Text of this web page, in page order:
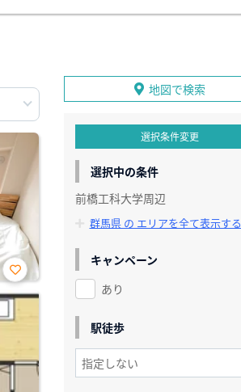
お気
に入
り登
録
地図で検索
選択条件変更
選択中の条件
前橋工科大学周辺
群馬県 の エリアを全て表示する
キャンペーン
あり
駅徒歩